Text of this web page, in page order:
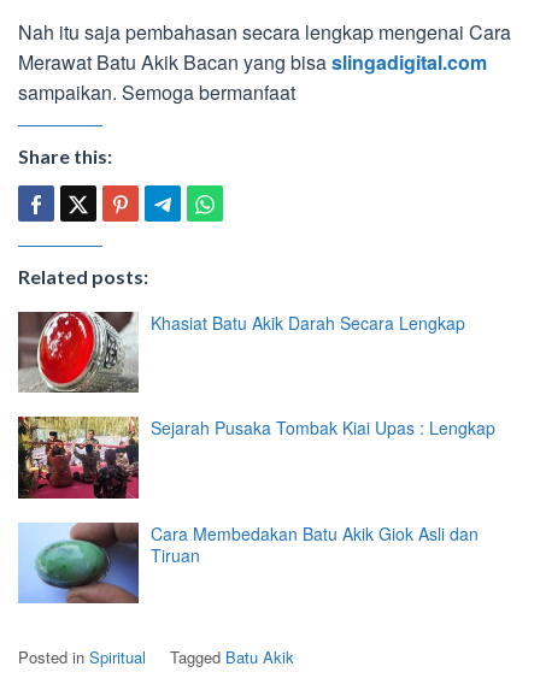
Nah itu saja pembahasan secara lengkap mengenai Cara
Merawat Batu Akik Bacan yang bisaslingadigital.com
sampaikan. Semoga bermanfaat
Share this:
Related posts:
Khasiat Batu Akik Darah Secara Lengkap
Sejarah Pusaka Tombak Kiai Upas : Lengkap
Cara Membedakan Batu Akik Giok Asli dan
Tiruan
Posted in Spiritual Tagged Batu Akik